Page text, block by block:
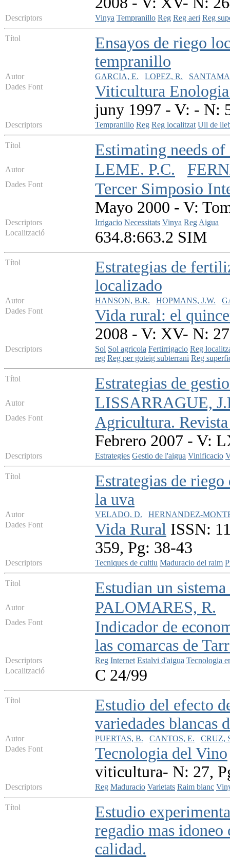
Descriptors Vinya Tempranillo Reg Reg aeri Reg
Títol
Ensayos de riego
tempranillo
Autor GARCIA, E. LOPEZ, R.
Dades Font
Viticultura
juny 1997 - V: - N:
Descriptors Tempranillo Reg Reg localitzat Ull de
Títol Estimating needs
Autor LEME. P.C.
Dades Font
Tercer Simposio
Mayo 2000 - V:
Descriptors Irrigacio Necessitats Vinya RegAigua
Localització
634.8:663.2 SIM
Títol
Estrategias de
localizado
Autor HANSON, B.R. HOPMANS, J.W.
Dades Font
Vida rural: el
2008 - V: XV- N:
Descriptors Sol Sol agricola Fertirrigacio Reg
reg Reg per goteig subterrani Reg
Títol Estrategias de
Autor LISSARRAGUE,
Dades Font
Agricultura.
Febrero 2007 - V:
Descriptors Estrategies Gestio de l'aigua Vinificacio
Títol
Estrategias de
la uva
Autor VELADO, D.
HERNANDEZ-
Dades Font
Vida Rural ISSN:
359, Pg: 38-43
Descriptors Tecniques de cultiu Maduracio del raim
Títol Estudian un
Autor PALOMARES, R.
Dades Font
Indicador de
las comarcas de
Descriptors Reg Internet Estalvi d'aigua Tecnologia
Localització
C 24/99
Títol
Estudio del efecto
variedades blancas
Autor PUERTAS, B. CANTOS, E.
CRUZ,
Dades Font
Tecnologia del Vino
viticultura- N: 27,
Descriptors Reg Maduracio Varietats Raim blanc
Títol
Estudio
regadio mas idoneo
calidad.